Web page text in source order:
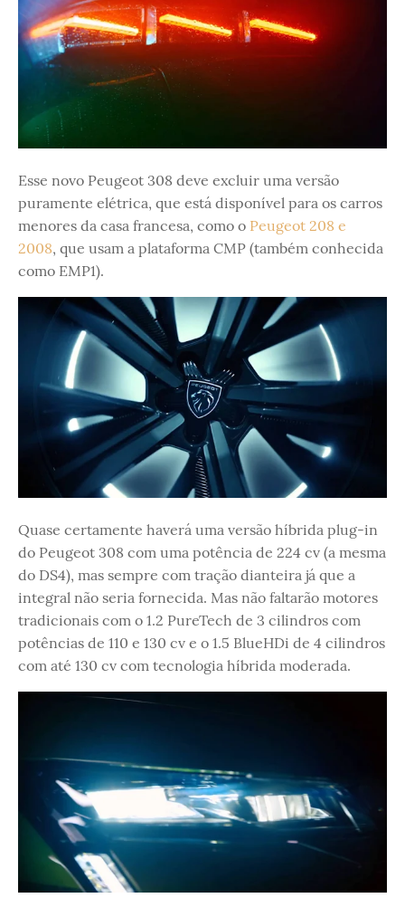
Esse novo Peugeot 308 deve excluir uma versão
puramente elétrica, que está disponível para os carros
menores da casa francesa, como o Peugeot 208 e
2008, que usam a plataforma CMP (também conhecida
como EMP1).
Quase certamente haverá uma versão híbrida plug-in
do Peugeot 308 com uma potência de 224 cv (a mesma
do DS4), mas sempre com tração dianteira já que a
integral não seria fornecida. Mas não faltarão motores
tradicionais com o 1.2 PureTech de 3 cilindros com
potências de 110 e 130 cv e o 1.5 BlueHDi de 4 cilindros
com até 130 cv com tecnologia híbrida moderada.